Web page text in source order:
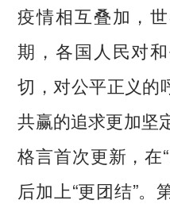
疫情相互叠加，
期，各国人民对
切，对公平正义的
共赢的追求更加坚
格言首次更新，在
后加上“更团结”。